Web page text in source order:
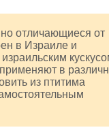
отличающиеся от
в Израиле и
в
из птитима